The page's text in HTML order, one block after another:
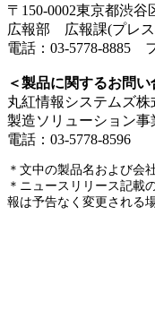
〒150-0002東京都渋
広報部 広報課(プレ
電話：03-5778-8885
＜製品に関するお問い
丸紅情報システムズ株
製造ソリューション
電話：03-5778-8596
＊文中の製品名および会
＊ニュースリリース記載
報は予告なく変更される